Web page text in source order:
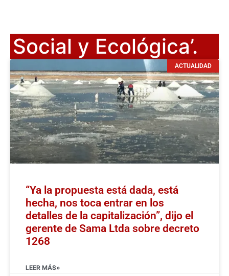
Social y Ecológica’.
ACTUALIDAD
“Ya la propuesta está dada, está
hecha, nos toca entrar en los
detalles de la capitalización”, dijo el
gerente de Sama Ltda sobre decreto
1268
LEER MÁS»